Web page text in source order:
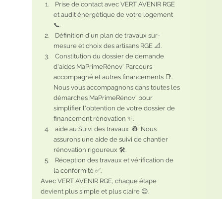
et audit énergétique de votre logement
📞.
mesure et choix des artisans RGE 📐.
d'aides MaPrimeRénov' Parcours
accompagné et autres financements 📑.
Nous vous accompagnons dans toutes les
démarches MaPrimeRénov' pour
simplifier l'obtention de votre dossier de
financement rénovation ✨.
assurons une aide de suivi de chantier
rénovation rigoureux 🛠️.
la conformité ✅.
Avec VERT AVENIR RGE, chaque étape
devient plus simple et plus claire 😊.